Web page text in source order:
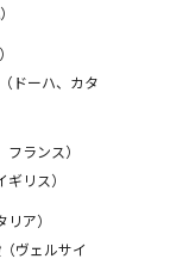
ドーハ、カタ
フランス）
リス）
ア）
（ヴェルサイ